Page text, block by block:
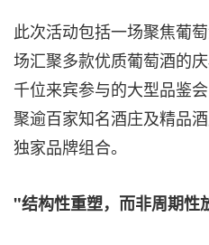
此次活动包括一场聚焦葡
场汇聚多款优质葡萄酒的
千位来宾参与的大型品鉴
聚逾百家知名酒庄及精品
独家品牌组合。
"结构性重塑，而非周期性